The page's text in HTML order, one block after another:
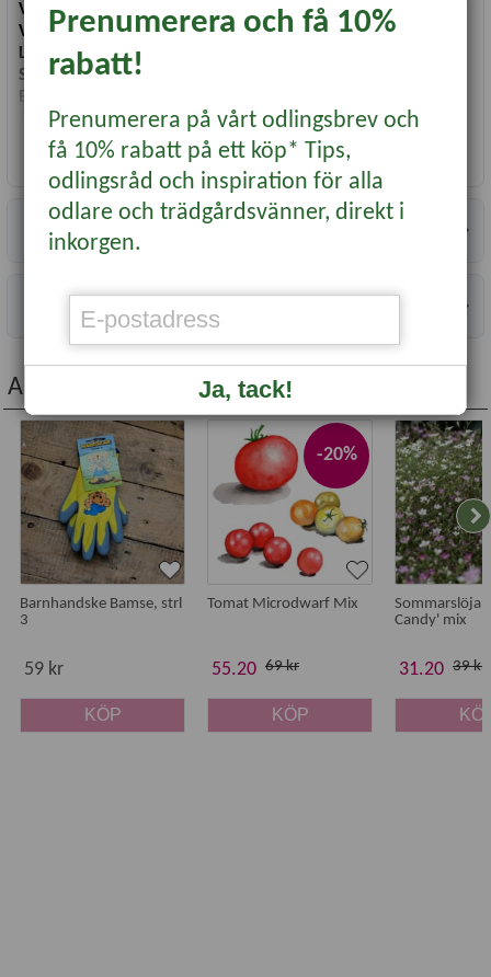
Vetenskapligt namn:
Papaver rhoeas
Växttyp : Ettårig
Läge: Sol
Såtid : Mars-maj, Aug-okt
Blomning/skörd:
Antal fröer: Ca 1500 st
Läs mer...
Specifikationer
Information
Andra köpte även...
Barnhandske Bamse, strl
3
59 kr
KÖP
-20%
Tomat Microdwarf Mix
55.20 69 kr
KÖP
Sommarslöja
Candy' mix
31.20 39 kr
Prenumerera och få 10%
rabatt!
Prenumerera på vårt odlingsbrev och
få 10% rabatt på ett köp* Tips,
odlingsråd och inspiration för alla
odlare och trädgårdsvänner, direkt i
inkorgen.
Ja, tack!